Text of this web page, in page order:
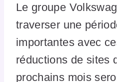
Le groupe
traverser une
importantes avec
réductions de sites
prochains mois